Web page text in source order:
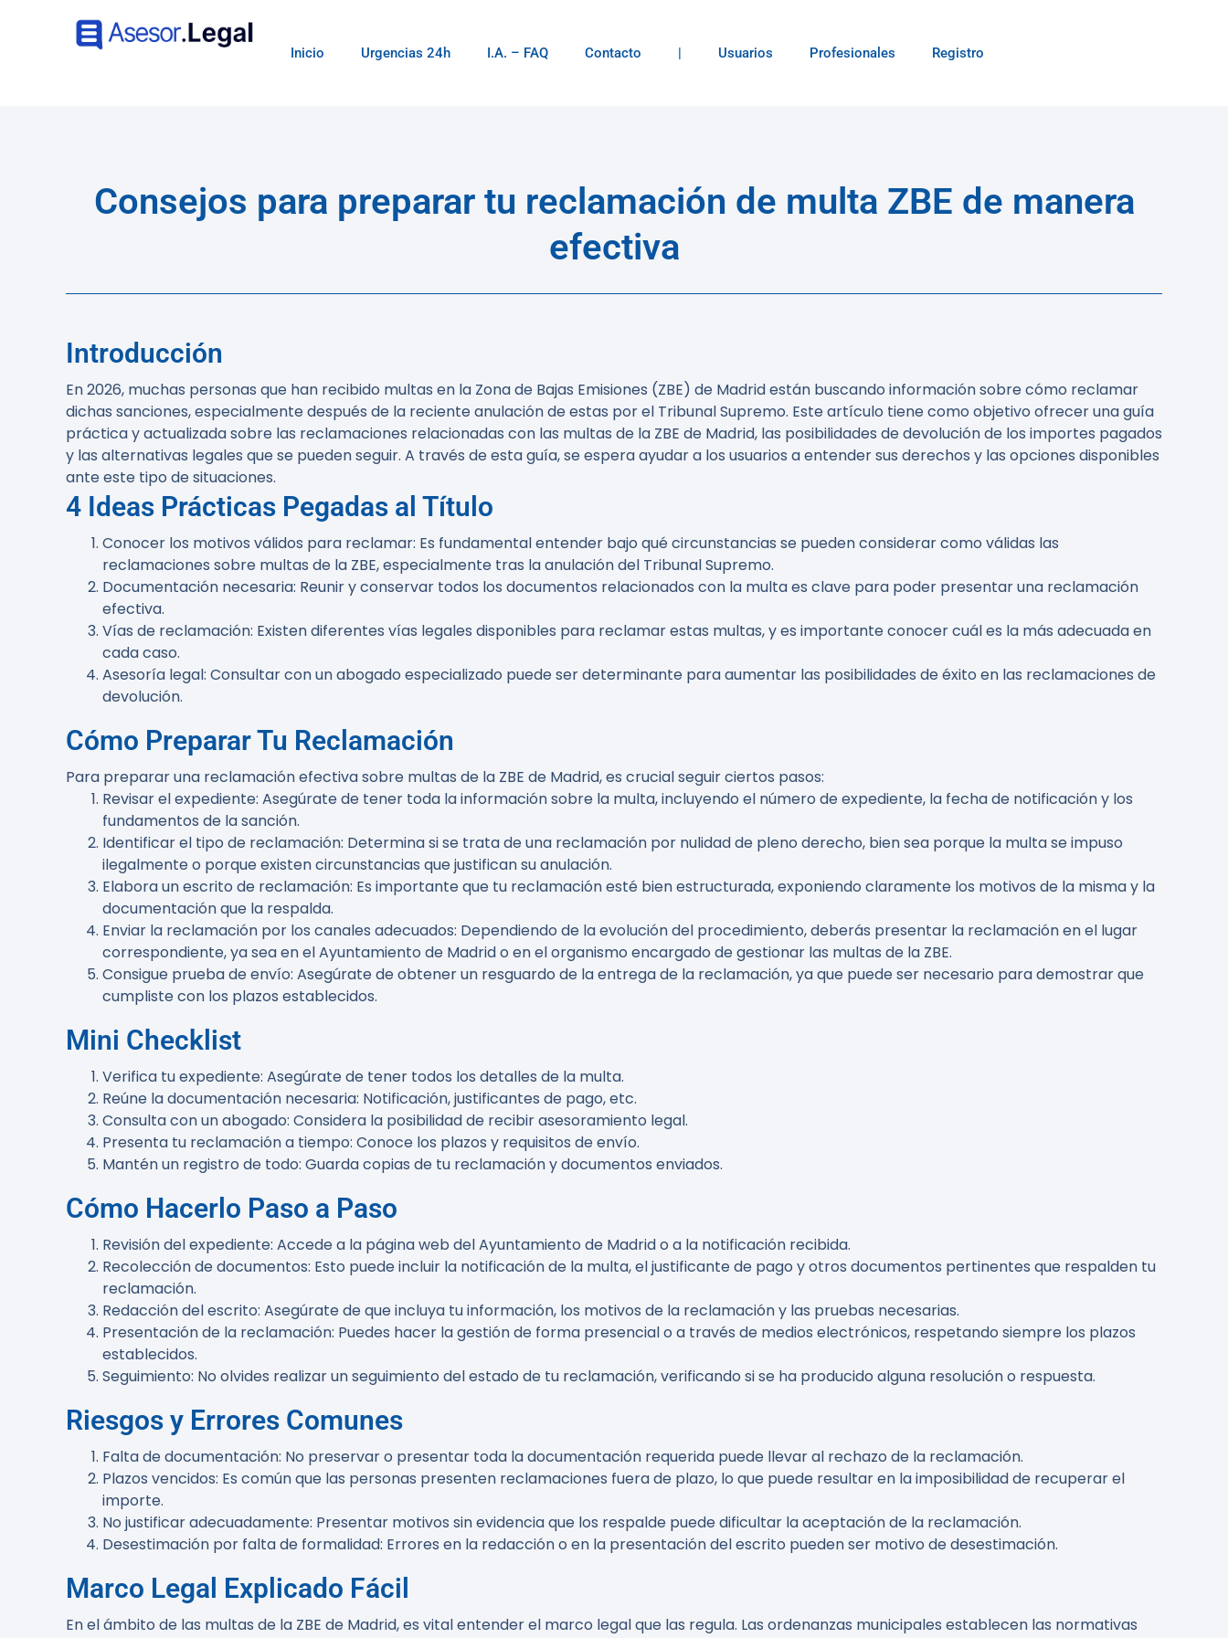
Inicio Urgencias 24h I.A. – FAQ Contacto | Usuarios Profesionales Registro
Consejos para preparar tu reclamación de multa ZBE de manera
efectiva
Introducción
En 2026, muchas personas que han recibido multas en la Zona de Bajas Emisiones (ZBE) de Madrid están buscando información sobre cómo reclamar
dichas sanciones, especialmente después de la reciente anulación de estas por el Tribunal Supremo. Este artículo tiene como objetivo ofrecer una guía
práctica y actualizada sobre las reclamaciones relacionadas con las multas de la ZBE de Madrid, las posibilidades de devolución de los importes pagados
y las alternativas legales que se pueden seguir. A través de esta guía, se espera ayudar a los usuarios a entender sus derechos y las opciones disponibles
ante este tipo de situaciones.
4 Ideas Prácticas Pegadas al Título
Conocer los motivos válidos para reclamar: Es fundamental entender bajo qué circunstancias se pueden considerar como válidas las
reclamaciones sobre multas de la ZBE, especialmente tras la anulación del Tribunal Supremo.
Documentación necesaria: Reunir y conservar todos los documentos relacionados con la multa es clave para poder presentar una reclamación
efectiva.
Vías de reclamación: Existen diferentes vías legales disponibles para reclamar estas multas, y es importante conocer cuál es la más adecuada en
cada caso.
Asesoría legal: Consultar con un abogado especializado puede ser determinante para aumentar las posibilidades de éxito en las reclamaciones de
devolución.
Cómo Preparar Tu Reclamación
Para preparar una reclamación efectiva sobre multas de la ZBE de Madrid, es crucial seguir ciertos pasos:
Revisar el expediente: Asegúrate de tener toda la información sobre la multa, incluyendo el número de expediente, la fecha de notificación y los
fundamentos de la sanción.
Identificar el tipo de reclamación: Determina si se trata de una reclamación por nulidad de pleno derecho, bien sea porque la multa se impuso
ilegalmente o porque existen circunstancias que justifican su anulación.
Elabora un escrito de reclamación: Es importante que tu reclamación esté bien estructurada, exponiendo claramente los motivos de la misma y la
documentación que la respalda.
Enviar la reclamación por los canales adecuados: Dependiendo de la evolución del procedimiento, deberás presentar la reclamación en el lugar
correspondiente, ya sea en el Ayuntamiento de Madrid o en el organismo encargado de gestionar las multas de la ZBE.
Consigue prueba de envío: Asegúrate de obtener un resguardo de la entrega de la reclamación, ya que puede ser necesario para demostrar que
cumpliste con los plazos establecidos.
Mini Checklist
Verifica tu expediente: Asegúrate de tener todos los detalles de la multa.
Reúne la documentación necesaria: Notificación, justificantes de pago, etc.
Consulta con un abogado: Considera la posibilidad de recibir asesoramiento legal.
Presenta tu reclamación a tiempo: Conoce los plazos y requisitos de envío.
Mantén un registro de todo: Guarda copias de tu reclamación y documentos enviados.
Cómo Hacerlo Paso a Paso
Revisión del expediente: Accede a la página web del Ayuntamiento de Madrid o a la notificación recibida.
Recolección de documentos: Esto puede incluir la notificación de la multa, el justificante de pago y otros documentos pertinentes que respalden tu
reclamación.
Redacción del escrito: Asegúrate de que incluya tu información, los motivos de la reclamación y las pruebas necesarias.
Presentación de la reclamación: Puedes hacer la gestión de forma presencial o a través de medios electrónicos, respetando siempre los plazos
establecidos.
Seguimiento: No olvides realizar un seguimiento del estado de tu reclamación, verificando si se ha producido alguna resolución o respuesta.
Riesgos y Errores Comunes
Falta de documentación: No preservar o presentar toda la documentación requerida puede llevar al rechazo de la reclamación.
Plazos vencidos: Es común que las personas presenten reclamaciones fuera de plazo, lo que puede resultar en la imposibilidad de recuperar el
importe.
No justificar adecuadamente: Presentar motivos sin evidencia que los respalde puede dificultar la aceptación de la reclamación.
Desestimación por falta de formalidad: Errores en la redacción o en la presentación del escrito pueden ser motivo de desestimación.
Marco Legal Explicado Fácil
En el ámbito de las multas de la ZBE de Madrid, es vital entender el marco legal que las regula. Las ordenanzas municipales establecen las normativas